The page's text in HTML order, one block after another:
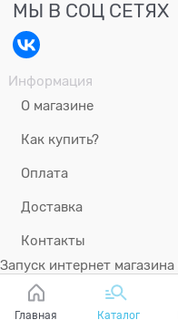
МЫ В СОЦ СЕТЯХ
Информация
О магазине
Как купить?
Оплата
Доставка
Контакты
Запуск интернет магазина
Главная Каталог